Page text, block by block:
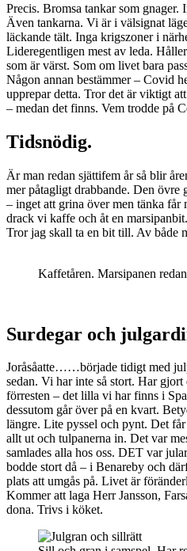
Precis. Bromsa tankar som gnager.
Även tankarna. Vi är i välsignat
läckande tält. Inga krigszoner i
Lideregentligen mest av leda.
som är värst. Som om livet bara
Någon annan bestämmer – Covid
upprepar detta. Tror det är viktigt
– medan det finns. Vem trodde på
Tidsnödig.
Är man redan sjättifem år så blir
mer påtagligt drabbande. Den övre
– inget att grina över men tänka
drack vi kaffe och åt en
Tror jag skall ta en bit till. Av både
Kaffetåren. Marsipanen
Surdegar och
Joråsåatte……började tidigt med
sedan. Vi har inte så stort. Har gjort
förresten – det lilla vi har finns i
dessutom går över på en kvart.
längre. Lite pyssel och pynt. Det
allt ut och tulpanerna in. Det var
samlades alla hos oss. DET var
bodde stort då – i Benareby och
plats att umgås på. Livet är
Kommer att laga Herr Jansson,
dona. Trivs i köket.